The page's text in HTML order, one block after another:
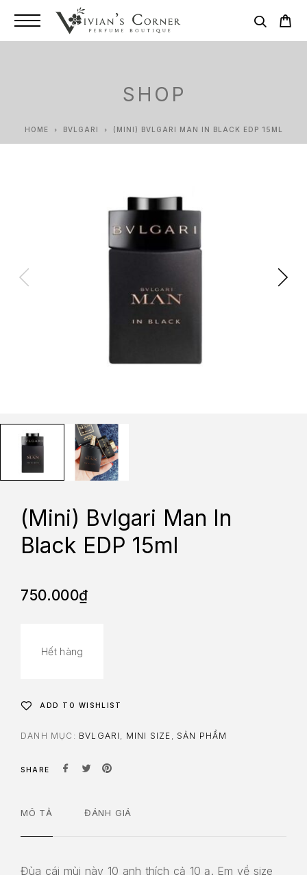
SHOP
HOME BVLGARI (MINI) BVLGARI MAN IN BLACK EDP 15ML
(Mini) Bvlgari Man In
Black EDP 15ml
750.000₫
Hết hàng
ADD TO WISHLIST
DANH MỤC: BVLGARI MINI SIZE SẢN PHẨM
SHARE
MÔ TẢ ĐÁNH GIÁ
Đùa cái mùi này 10 anh thích cả 10 ạ. Em về size